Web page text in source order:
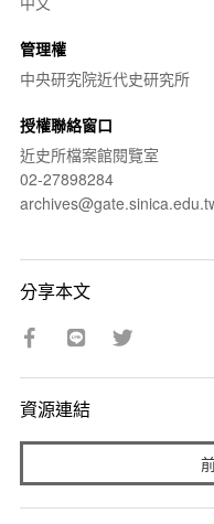
管理權
中央研究院近代史研究所
授權聯絡窗口
近史所檔案館閱覽室
02-27898284
分享本文
資源連結